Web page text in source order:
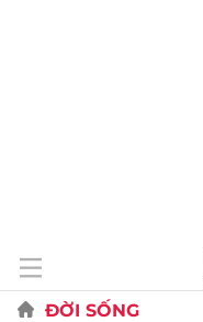
ĐỜI SỐNG